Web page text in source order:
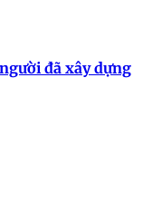
đã xây dựng